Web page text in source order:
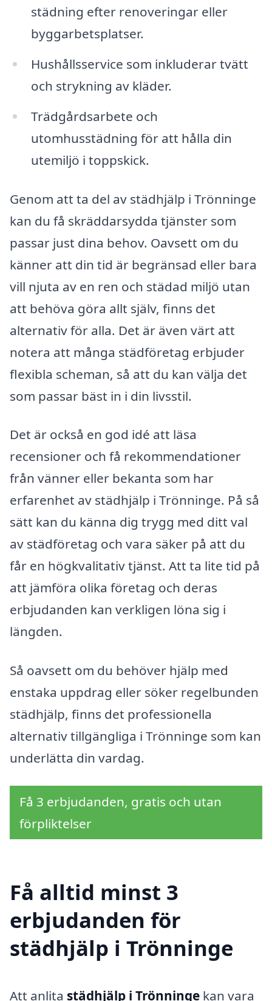
städning efter renoveringar eller
byggarbetsplatser.
Hushållsservice som inkluderar tvätt
och strykning av kläder.
Trädgårdsarbete och
utomhusstädning för att hålla din
utemiljö i toppskick.
Genom att ta del av städhjälp i Trönninge
kan du få skräddarsydda tjänster som
passar just dina behov. Oavsett om du
känner att din tid är begränsad eller bara
vill njuta av en ren och städad miljö utan
att behöva göra allt själv, finns det
alternativ för alla. Det är även värt att
notera att många städföretag erbjuder
flexibla scheman, så att du kan välja det
som passar bäst in i din livsstil.
Det är också en god idé att läsa
recensioner och få rekommendationer
från vänner eller bekanta som har
erfarenhet av städhjälp i Trönninge. På så
sätt kan du känna dig trygg med ditt val
av städföretag och vara säker på att du
får en högkvalitativ tjänst. Att ta lite tid på
att jämföra olika företag och deras
erbjudanden kan verkligen löna sig i
längden.
Så oavsett om du behöver hjälp med
enstaka uppdrag eller söker regelbunden
städhjälp, finns det professionella
alternativ tillgängliga i Trönninge som kan
underlätta din vardag.
Få 3 erbjudanden, gratis och utan
förpliktelser
Få alltid minst 3
erbjudanden för
städhjälp i Trönninge
Att anlita städhjälp i Trönninge kan vara